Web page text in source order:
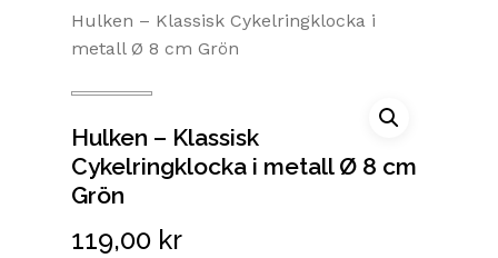
Hulken – Klassisk Cykelringklocka i
metall Ø 8 cm Grön
Hulken – Klassisk
Cykelringklocka i metall Ø 8 cm
Grön
119,00 kr